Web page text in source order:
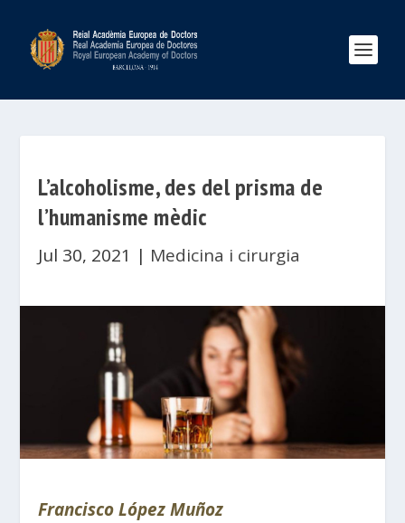
L’alcoholisme, des del prisma de
l’humanisme mèdic
Jul 30, 2021 | Medicina i cirurgia
Francisco López Muñoz